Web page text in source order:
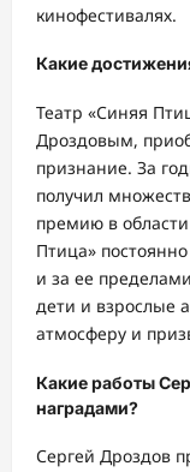
кинофестивалях.
Какие
Театр «Синяя
Дроздовым,
признание. За
получил
премию в области
Птица»
и за ее
дети и взрослые
атмосферу и
Какие работы
наградами?
Сергей Дроздов